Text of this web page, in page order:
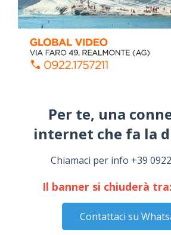
Per te, una
internet che fa la
Chiamaci per info +39
Il banner si chiuderà tra:
Contattaci su
📅 ESTATE MEDITERRANEA
July 24, 2026
Siculiana, concerto del 1°
Piazza Umberto I:
Campagna
April 14, 2026